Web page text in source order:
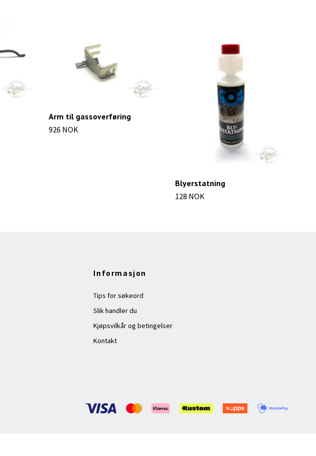
Arm til gassoverføring
926 NOK
Blyerstatning
128 NOK
Informasjon
Tips for søkeord
Slik handler du
Kjøpsvilkår og betingelser
Kontakt